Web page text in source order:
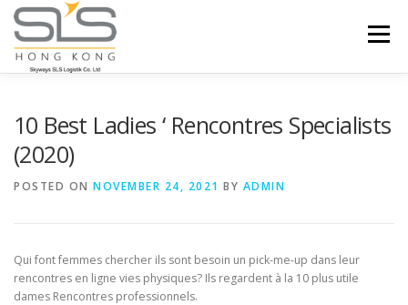
Skip to content
Menu
10 Best Ladies ‘ Rencontres Specialists
(2020)
POSTED ON NOVEMBER 24, 2021 BY ADMIN
Qui font femmes chercher ils sont besoin un pick-me-up dans leur
rencontres en ligne vies physiques? Ils regardent à la 10 plus utile
dames Rencontres professionnels.